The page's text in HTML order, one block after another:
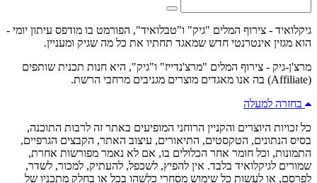
גיקלואיד - צירוף המלים "גיק" ו"טבלואיד", הפורמט בו מודפס עיתון יומי -
הוא מגזין אינטרנטי חדש שמאגד תחתיו את כל מה שגיק ומעניין.
מרצ'ן-גיק - צירוף המלים "מרצ'נדייז" ו"גיק", היא חנות תכנית שותפים
(Affiliate) בה אנו מאגדים מוצרים מגניבים מרחבי הרשת.
בחזרה למעלה
כל זכויות היוצרים והקניין הרוחני המופיעים באתר זה לרבות התוכנה,
בסיס הנתונים, הטקסטים, התיאורים, עיצוב האתר, הקבצים הגרפיים,
התמונות, וכל חומר אחר הכלולים בו, אם לא נאמר מפורשות אחרת,
שמורים לגיקלואיד בלבד. אין להפיץ, לשכפל, להעתיק, למכור, לשדר,
לפרסם, או לעשות כל שימוש מסחרי כלשהו בכל או בחלק מתכניו של